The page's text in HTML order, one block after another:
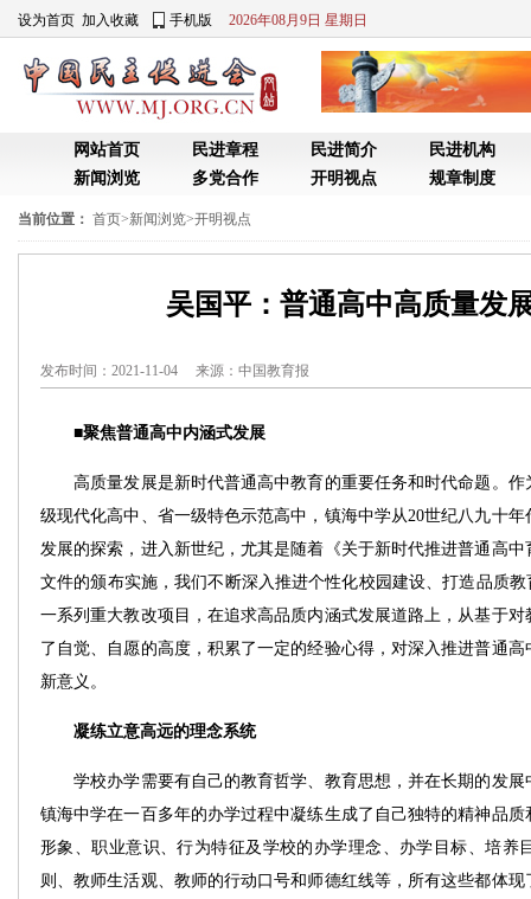
设为首页 加入收藏 手机版 2026年08月9日 星期日
网站首页 民进章程 民进简介
民进机构
新闻浏览
多党合作 开明视点 规章制度
当前位置： 首页>新闻浏览>开明视点
吴国平：普通高中高质量发
发布时间：2021-11-04 来源： 中国教育报
■聚焦普通高中内涵式发展
高质量发展是新时代普通高中教育的重要任务和时代命题。作
级现代化高中、省一级特色示范高中，镇海中学从20世纪八九十
发展的探索，进入新世纪，尤其是随着《关于新时代推进普通高
文件的颁布实施，我们不断深入推进个性化校园建设、打造品质
一系列重大教改项目，在追求高品质内涵式发展道路上，从基于
了自觉、自愿的高度，积累了一定的经验心得，对深入推进普通
新意义。
凝练立意高远的理念系统
学校办学需要有自己的教育哲学、教育思想，并在长期的发展
镇海中学在一百多年的办学过程中凝练生成了自己独特的精神品
形象、职业意识、行为特征及学校的办学理念、办学目标、培养
则、教师生活观、教师的行动口号和师德红线等，所有这些都体